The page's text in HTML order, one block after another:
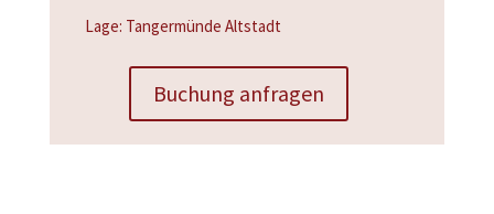
Lage: Tangermünde Altstadt
Buchung anfragen